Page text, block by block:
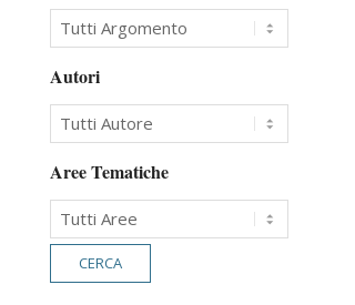
Autori
Aree Tematiche